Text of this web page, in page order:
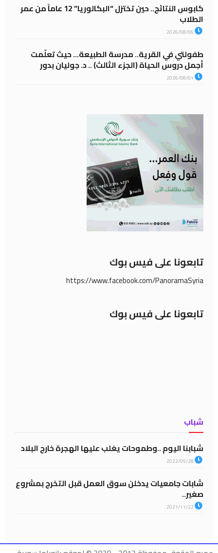
كابوس النتائج.. حين تختزل “البكالوريا” 12 عاماً من عمر
الطلاب
طفولتي في القرية.. مدرسة الطبيعة… حيث تعلّمت
أجمل دروس الحياة (الجزء الثالث) .. د. جوليان بدور
تابعونا على فيس بوك
https://www.facebook.com/PanoramaSyria
تابعونا على فيس بوك
شباب
شبابنا اليوم ..وطموحات يغلب عليها الهجرة خارج البلاد
شابات جامعيات يدخلن سوق العمل قبل التخرج بمشروع
صغير..